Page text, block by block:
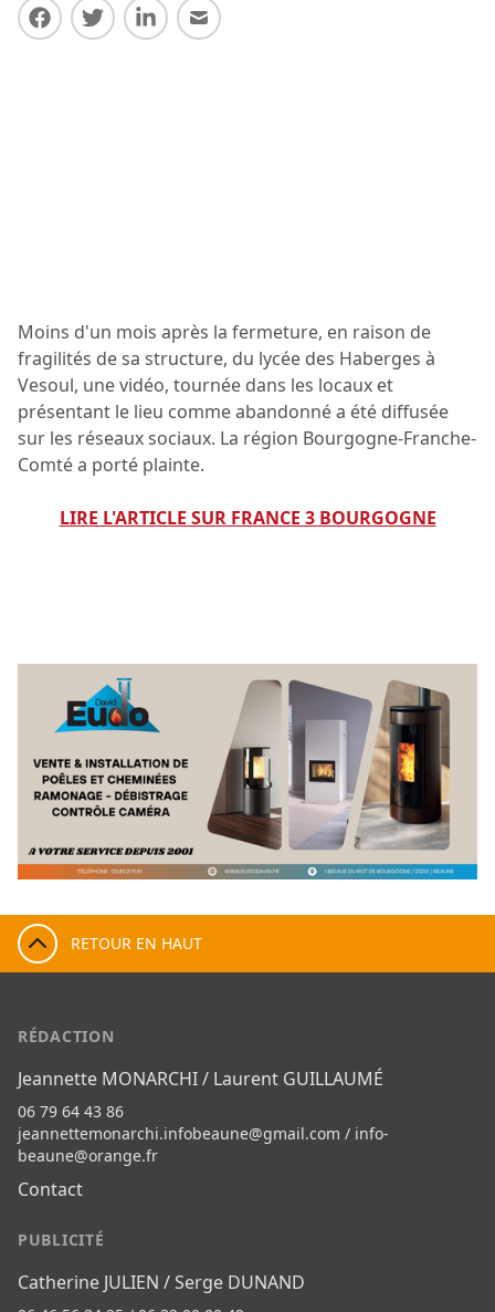
Partager sur Facebook
Partager sur Twitter
Partager sur LinkedIn
Partager par E-mail
Moins d'un mois après la fermeture, en raison de
fragilités de sa structure, du lycée des Haberges à
Vesoul, une vidéo, tournée dans les locaux et
présentant le lieu comme abandonné a été diffusée
sur les réseaux sociaux. La région Bourgogne-Franche-
Comté a porté plainte.
LIRE L'ARTICLE SUR FRANCE 3 BOURGOGNE
RETOUR EN HAUT
RÉDACTION
Jeannette MONARCHI / Laurent GUILLAUMÉ
06 79 64 43 86
jeannettemonarchi.infobeaune@gmail.com / info-
beaune@orange.fr
Contact
PUBLICITÉ
Catherine JULIEN / Serge DUNAND